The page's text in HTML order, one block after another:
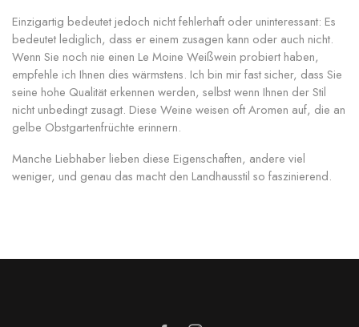
Einzigartig bedeutet jedoch nicht fehlerhaft oder uninteressant: Es
bedeutet lediglich, dass er einem zusagen kann oder auch nicht.
Wenn Sie noch nie einen Le Moine Weißwein probiert haben,
empfehle ich Ihnen dies wärmstens. Ich bin mir fast sicher, dass Sie
seine hohe Qualität erkennen werden, selbst wenn Ihnen der Stil
nicht unbedingt zusagt. Diese Weine weisen oft Aromen auf, die an
gelbe Obstgartenfrüchte erinnern.
Manche Liebhaber lieben diese Eigenschaften, andere viel
weniger, und genau das macht den Landhausstil so faszinierend.